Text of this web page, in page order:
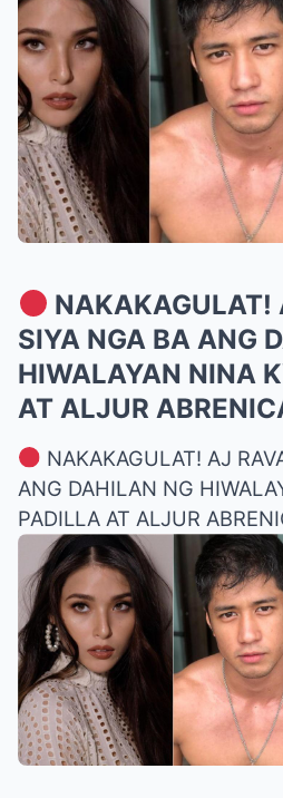
NAKAKAGULAT!
SIYA NGA BA ANG
HIWALAYAN NINA
AT ALJUR
NAKAKAGULAT! AJ
ANG DAHILAN NG
PADILLA AT ALJUR